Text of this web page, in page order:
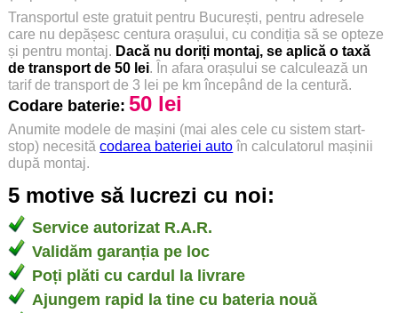
Transportul este gratuit pentru București, pentru adresele
care nu depășesc centura orașului, cu condiția să se opteze
și pentru montaj. Dacă nu doriți montaj, se aplică o taxă
de transport de 50 lei. În afara orașului se calculează un
tarif de transport de 3 lei pe km începând de la centură.
Codare baterie: 50 lei
Anumite modele de mașini (mai ales cele cu sistem start-
stop) necesităcodarea bateriei auto în calculatorul mașinii
după montaj.
5 motive să lucrezi cu noi:
Service autorizat R.A.R.
Validăm garanția pe loc
Poți plăti cu cardul la livrare
Ajungem rapid la tine cu bateria nouă